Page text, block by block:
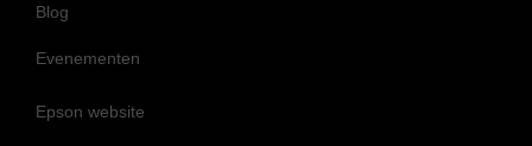
Blog
Evenementen
Epson website